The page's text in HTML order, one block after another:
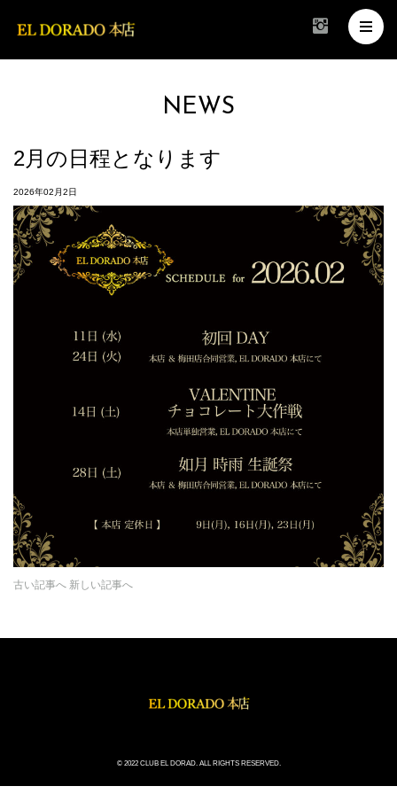
NEWS
2月の日程となります
2026年02月2日
古い記事へ 新しい記事へ
© 2022 CLUB EL DORAD. ALL RIGHTS RESERVED.